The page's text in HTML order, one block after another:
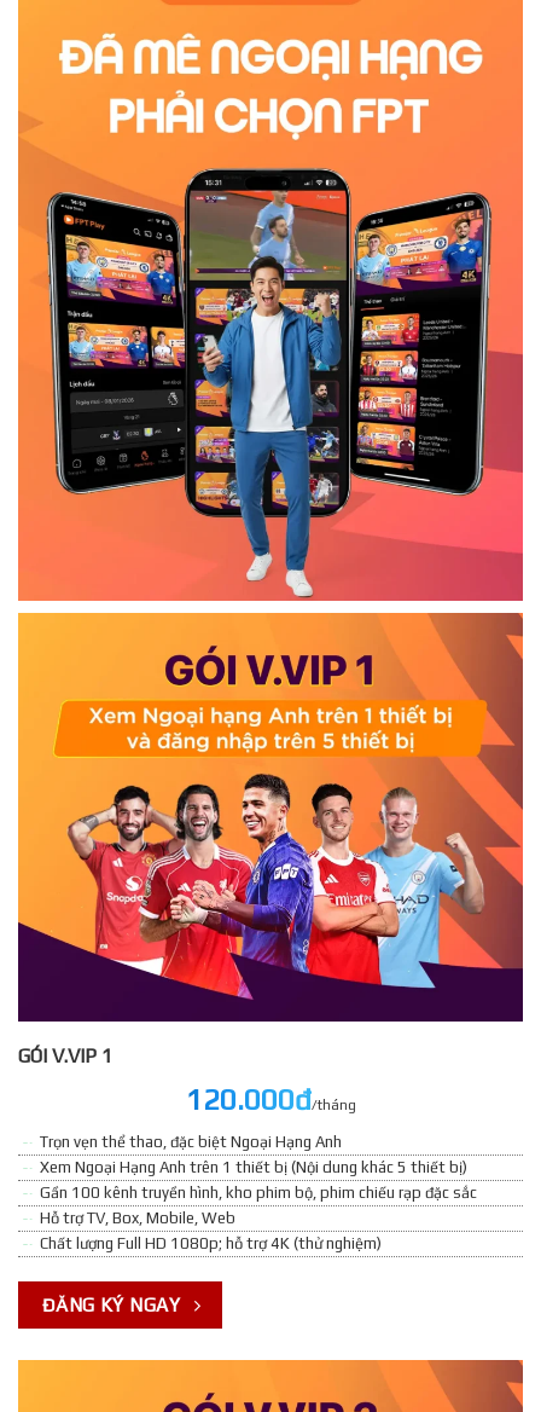
GÓI V.VIP 1
120.000đ/tháng
Trọn vẹn thể thao, đặc biệt Ngoại Hạng Anh
Xem Ngoại Hạng Anh trên 1 thiết bị (Nội dung khác 5 thiết bị)
Gần 100 kênh truyền hình, kho phim bộ, phim chiếu rạp đặc sắc
Hỗ trợ TV, Box, Mobile, Web
Chất lượng Full HD 1080p; hỗ trợ 4K (thử nghiệm)
ĐĂNG KÝ NGAY